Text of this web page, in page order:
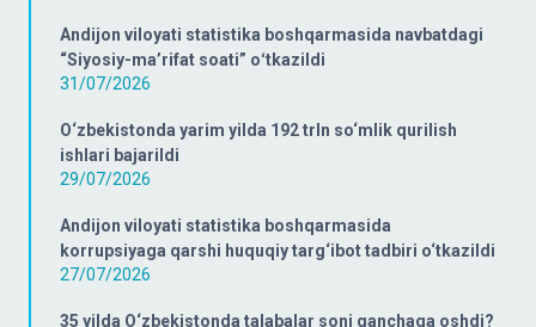
Andijon viloyati statistika boshqarmasida navbatdagi
“Siyosiy-ma’rifat soati” oʻtkazildi
31/07/2026
O‘zbekistonda yarim yilda 192 trln so‘mlik qurilish
ishlari bajarildi
29/07/2026
Andijon viloyati statistika boshqarmasida
korrupsiyaga qarshi huquqiy targ‘ibot tadbiri o‘tkazildi
27/07/2026
35 yilda O‘zbekistonda talabalar soni qanchaga oshdi?